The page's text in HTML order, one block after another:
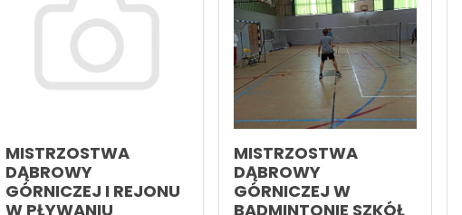
MISTRZOSTWA
DĄBROWY
GÓRNICZEJ I REJONU
W PŁYWANIU
MISTRZOSTWA
DĄBROWY
GÓRNICZEJ W
BADMINTONIE SZKÓŁ